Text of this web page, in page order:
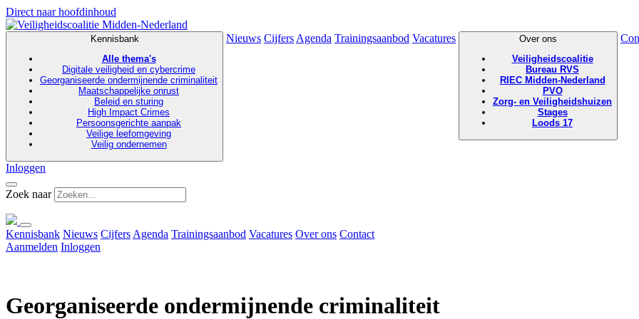
Direct naar hoofdinhoud
Kennisbank
Alle thema's
Digitale veiligheid en cybercrime
Georganiseerde ondermijnende criminaliteit
Maatschappelijke onrust
Beleid en sturing
High Impact Crimes
Persoonsgerichte aanpak
Veilige leefomgeving
Veilig ondernemen
Nieuws Cijfers Agenda Trainingsaanbod Vacatures
Over ons
Veiligheidscoalitie
Bureau RVS
RIEC Midden-Nederland
PVO
Zorg- en Veiligheidshuizen
Stages
Loods 17
Inloggen
Zoek naar
Kennisbank Nieuws Cijfers Agenda Trainingsaanbod Vacatures Over ons Contact
Aanmelden Inloggen
Georganiseerde ondermijnende criminaliteit